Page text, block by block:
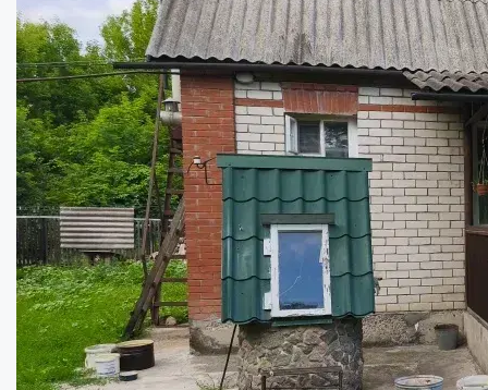
Гарний та надійний будинок поруч з Дикан...
Кімнат:
3
Площа:
82кв.м.
Купити
30000 $